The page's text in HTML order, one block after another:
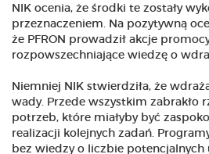
NIK ocenia, że środki te zostały
przeznaczeniem. Na pozytywną
że PFRON prowadził akcje
rozpowszechniające wiedzę o
Niemniej NIK stwierdziła, że
wady. Przede wszystkim zabrakło
potrzeb, które miałyby być
realizacji kolejnych zadań.
bez wiedzy o liczbie potencjalnych